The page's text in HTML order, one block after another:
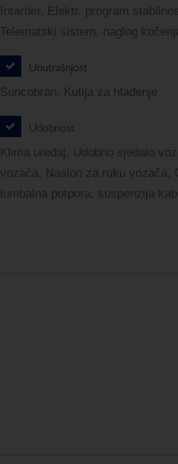
Intarder, Elektr. program
Telematski sistem, naglog
Unutrašnjost
Suncobran, Kutija za hlađenje
Udobnost
Klima uređaj, Udobno sjedalo
vozača, Naslon za ruku vozača,
lumbalna potpora, suspenzija